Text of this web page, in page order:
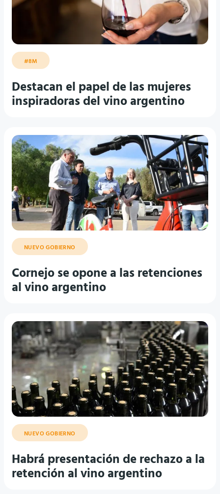
#8M
Destacan el papel de las mujeres
inspiradoras del vino argentino
NUEVO GOBIERNO
Cornejo se opone a las retenciones
al vino argentino
NUEVO GOBIERNO
Habrá presentación de rechazo a la
retención al vino argentino